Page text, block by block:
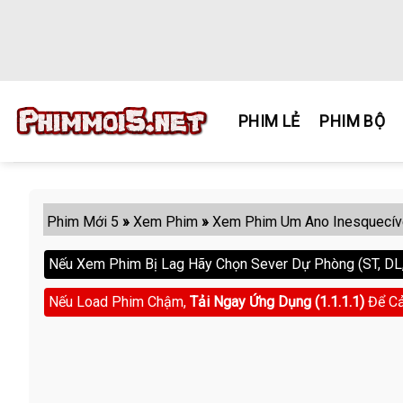
PHIM LẺ PHIM BỘ
Phim Mới 5 » Xem Phim » Xem Phim Um Ano
Nếu Xem Phim Bị Lag Hãy Chọn Sever Dự Phòng (ST,
Nếu Load Phim Chậm, Tải Ngay Ứng Dụng (1.1.1.1) Để